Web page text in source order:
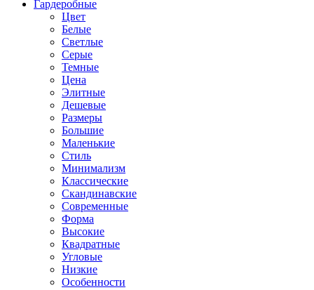
Гардеробные
Цвет
Белые
Светлые
Серые
Темные
Цена
Элитные
Дешевые
Размеры
Большие
Маленькие
Стиль
Минимализм
Классические
Скандинавские
Современные
Форма
Высокие
Квадратные
Угловые
Низкие
Особенности